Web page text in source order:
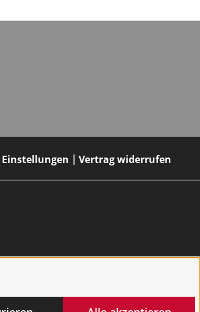
Einstellungen Vertrag widerrufen